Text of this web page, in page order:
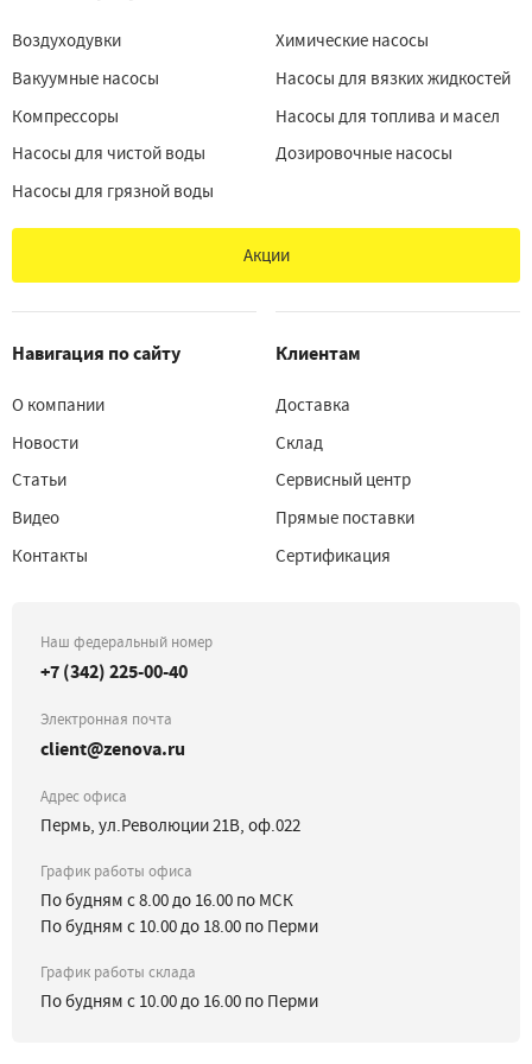
Воздуходувки
Вакуумные насосы
Компрессоры
Насосы для чистой воды
Насосы для грязной воды
Химические насосы
Насосы для вязких жидкостей
Насосы для топлива и масел
Дозировочные насосы
Акции
Навигация по сайту
О компании
Новости
Статьи
Видео
Контакты
Клиентам
Доставка
Склад
Сервисный центр
Прямые поставки
Сертификация
Наш федеральный номер
+7 (342) 225-00-40
Электронная почта
client@zenova.ru
Адрес офиса
Пермь, ул.Революции 21В, оф.022
График работы офиса
По будням с 8.00 до 16.00 по МСК
По будням с 10.00 до 18.00 по Перми
График работы склада
По будням с 10.00 до 16.00 по Перми